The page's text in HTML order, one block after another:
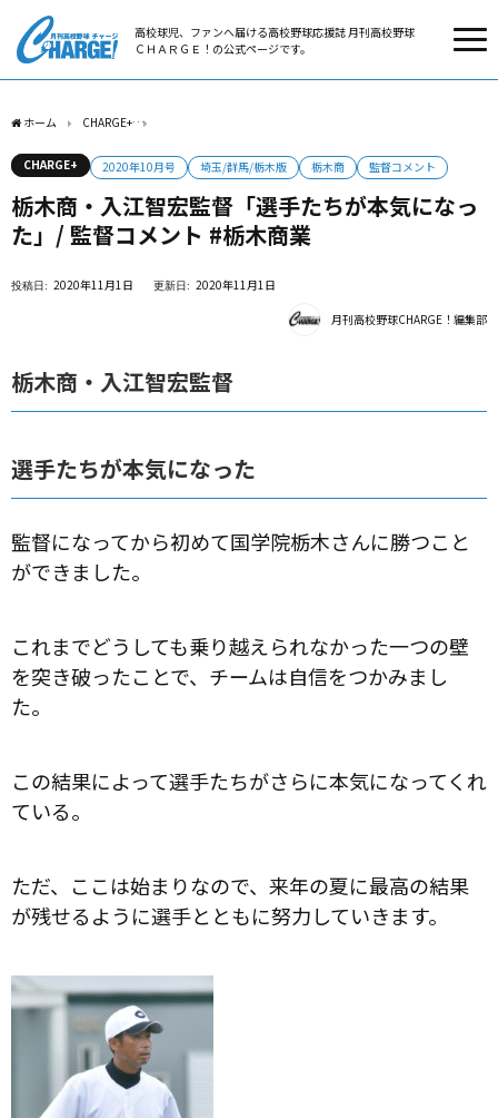
高校球児、ファンへ届ける高校野球応援誌 月刊高校野球
ＣＨＡＲＧＥ！の公式ページです。
ホーム CHARGE+
CHARGE+ 2020年10月号 埼玉/群馬/栃木版 栃木商 監督コメント
栃木商・入江智宏監督「選手たちが本気になっ
た」/ 監督コメント #栃木商業
2020年11月1日 2020年11月1日
月刊高校野球CHARGE！編集部
栃木商・入江智宏監督
選手たちが本気になった
監督になってから初めて国学院栃木さんに勝つこと
ができました。
これまでどうしても乗り越えられなかった一つの壁
を突き破ったことで、チームは自信をつかみまし
た。
この結果によって選手たちがさらに本気になってくれ
ている。
ただ、ここは始まりなので、来年の夏に最高の結果
が残せるように選手とともに努力していきます。